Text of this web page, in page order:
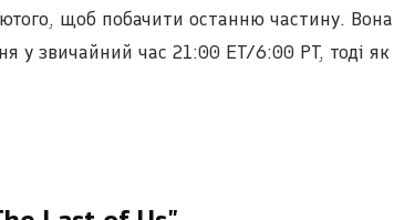
щоб побачити останню частину. Вона
у звичайний час 21:00 ET/6:00 PT, тоді як